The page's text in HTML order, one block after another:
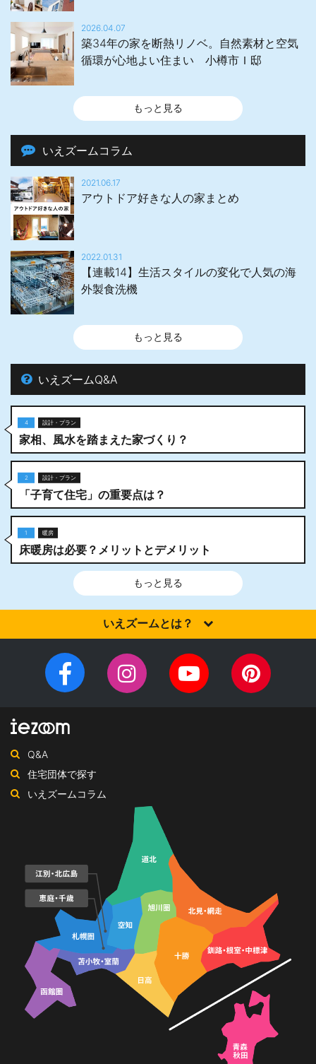
2026.04.07
築34年の家を断熱リノベ。自然素材と空気
循環が心地よい住まい 小樽市Ｉ邸
もっと見る
いえズームコラム
2021.06.17
アウトドア好きな人の家まとめ
2022.01.31
【連載14】生活スタイルの変化で人気の海
外製食洗機
もっと見る
いえズームQ&A
4 設計・プラン
家相、風水を踏まえた家づくり？
2 設計・プラン
「子育て住宅」の重要点は？
1 暖房
床暖房は必要？メリットとデメリット
もっと見る
いえズームとは？
住宅会社を選びませんか？iezoom（いえズーム）は（株）北海道
住宅新聞社が、日頃の住宅業界への取材を元に、優れたハウスメ
ーカー・工務店を紹介するサイトです。
Facebook
ー
ジ
InstagramYouTube
チ
Q&A
住宅団体で探す
いえズームコラム